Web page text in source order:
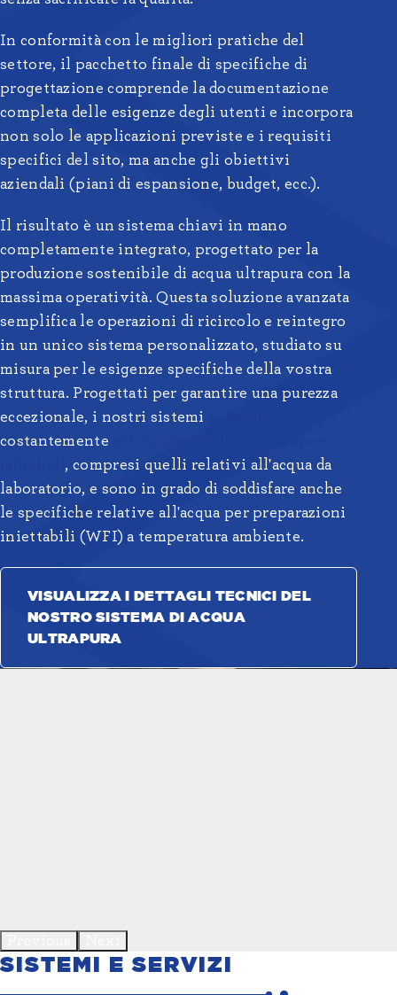
In conformità con le migliori pratiche del
settore, il pacchetto finale di specifiche di
progettazione comprende la documentazione
completa delle esigenze degli utenti e incorpora
non solo le applicazioni previste e i requisiti
specifici del sito, ma anche gli obiettivi
aziendali (piani di espansione, budget, ecc.).
Il risultato è un sistema chiavi in mano
completamente integrato, progettato per la
produzione sostenibile di acqua ultrapura con la
massima operatività. Questa soluzione avanzata
semplifica le operazioni di ricircolo e reintegro
in un unico sistema personalizzato, studiato su
misura per le esigenze specifiche della vostra
struttura. Progettati per garantire una purezza
eccezionale, i nostri sistemi
costantemente
, compresi quelli relativi all'acqua da
laboratorio, e sono in grado di soddisfare anche
le specifiche relative all'acqua per preparazioni
iniettabili (WFI) a temperatura ambiente.
VISUALIZZA I DETTAGLI TECNICI DEL
NOSTRO SISTEMA DI ACQUA
ULTRAPURA
SISTEMI E SERVIZI